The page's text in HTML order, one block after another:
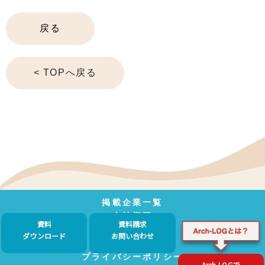
資料
ダウンロード
資料請求
お問い合わせ
戻る
< TOPへ戻る
掲載企業一覧
会社概要
利用規約
広告掲載
プライバシーポリシー